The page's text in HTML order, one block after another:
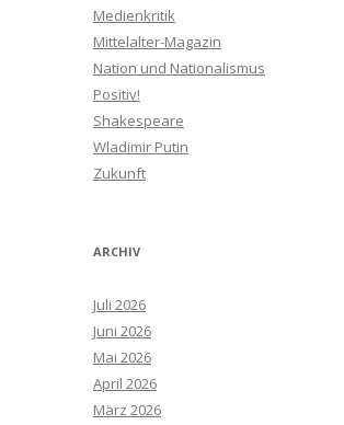
Medienkritik
Mittelalter-Magazin
Nation und Nationalismus
Positiv!
Shakespeare
Wladimir Putin
Zukunft
ARCHIV
Juli 2026
Juni 2026
Mai 2026
April 2026
März 2026